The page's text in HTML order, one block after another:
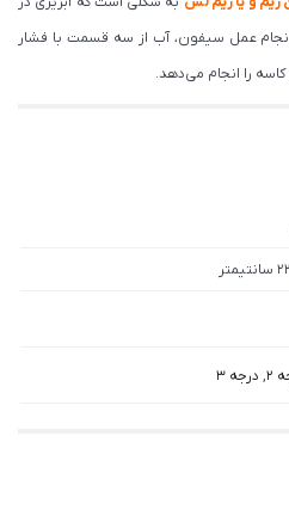
عمل سیفون، آب از سه قسمت با فشار
را انجام می‌دهد.
2
, درجه 3